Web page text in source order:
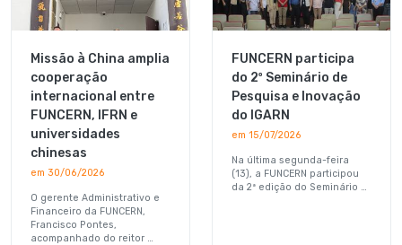
Missão à China amplia
cooperação
internacional entre
FUNCERN, IFRN e
universidades
chinesas
em 30/06/2026
O gerente Administrativo e
Financeiro da FUNCERN,
Francisco Pontes,
acompanhado do reitor …
FUNCERN participa
do 2º Seminário de
Pesquisa e Inovação
do IGARN
em 15/07/2026
Na última segunda-feira
(13), a FUNCERN participou
da 2ª edição do Seminário …